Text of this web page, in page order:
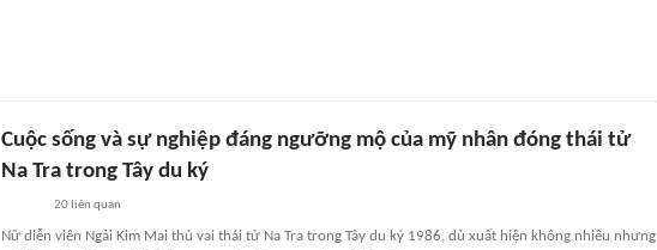
Cuộc sống và sự nghiệp đáng ngưỡng mộ của mỹ nhân đóng thái tử
Na Tra trong Tây du ký
20 liên quan
Nữ diễn viên Ngải Kim Mai thủ vai thái tử Na Tra trong Tây du ký 1986, dù xuất hiện không nhiều nhưng